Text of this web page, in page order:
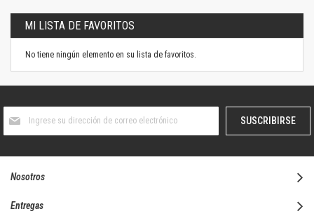
MI LISTA DE FAVORITOS
No tiene ningún elemento en su lista de favoritos.
boletín
SUSCRIBIRSE
Nosotros
Entregas